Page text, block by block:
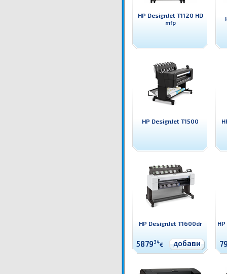
HP DesignJet T1120 HD
mfp
HP DesignJet T1500
HP DesignJet T1600dr
587934€ добави